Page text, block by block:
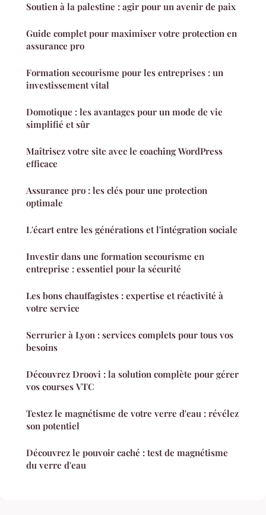
Soutien à la palestine : agir pour un avenir de paix
Guide complet pour maximiser votre protection en
assurance pro
Formation secourisme pour les entreprises : un
investissement vital
Domotique : les avantages pour un mode de vie
simplifié et sûr
Maîtrisez votre site avec le coaching WordPress
efficace
Assurance pro : les clés pour une protection
optimale
L'écart entre les générations et l'intégration sociale
Investir dans une formation secourisme en
entreprise : essentiel pour la sécurité
Les bons chauffagistes : expertise et réactivité à
votre service
Serrurier à Lyon : services complets pour tous vos
besoins
Découvrez Droovi : la solution complète pour gérer
vos courses VTC
Testez le magnétisme de votre verre d'eau : révélez
son potentiel
Découvrez le pouvoir caché : test de magnétisme
du verre d'eau